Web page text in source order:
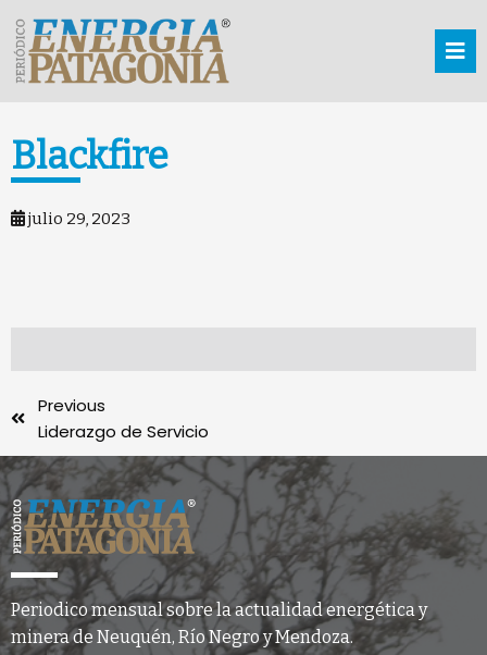
Blackfire
julio 29, 2023
Previous
Liderazgo de Servicio
Periodico mensual sobre la actualidad energética y
minera de Neuquén, Río Negro y Mendoza.